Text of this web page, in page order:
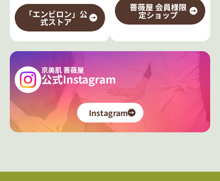
「エンビロン」公
式ストア
薔薇屋 会員様限
定ショップ
京美肌 薔薇屋
公式Instagram
Instagram